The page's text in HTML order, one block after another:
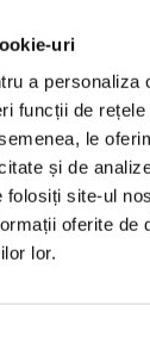
uri
a personaliza
funcții de
le
și de
folosiți site-ul
oferite de
lor.
-
Abbs,